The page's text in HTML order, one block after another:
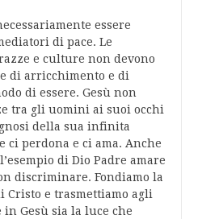
essere
di pace. Le
e culture non devono
di arricchimento e di
di essere. Gesù non
tra gli uomini ai suoi occhi
della sua infinita
ci perdona e ci ama. Anche
di Dio Padre amare
discriminare. Fondiamo la
Cristo e trasmettiamo agli
Gesù sia la luce che